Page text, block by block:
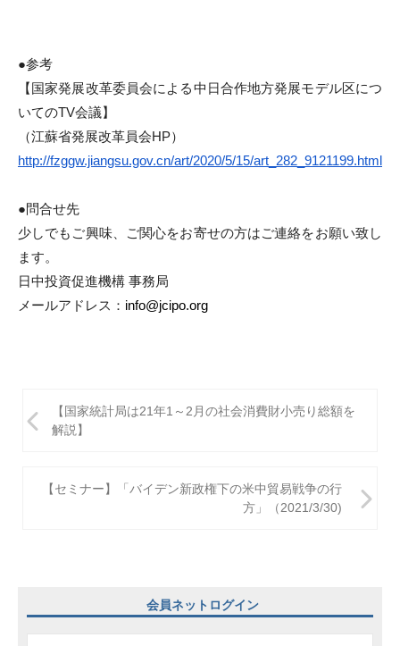
●参考
【国家発展改革委員会による中日合作地方発展モデル区につ
いてのTV会議】
（江蘇省発展改革員会HP）
http://fzggw.jiangsu.gov.cn/art/2020/5/15/art_282_9121199.html
●問合せ先
少しでもご興味、ご関心をお寄せの方はご連絡をお願い致し
ます。
日中投資促進機構 事務局
メールアドレス： info@jcipo.org
稿
ョ
ン
【国家統計局は21年1～2月の社会消費財小売り総額を
解説】
【セミナー】「バイデン新政権下の米中貿易戦争の行
方」（2021/3/30)
会員ネットログイン